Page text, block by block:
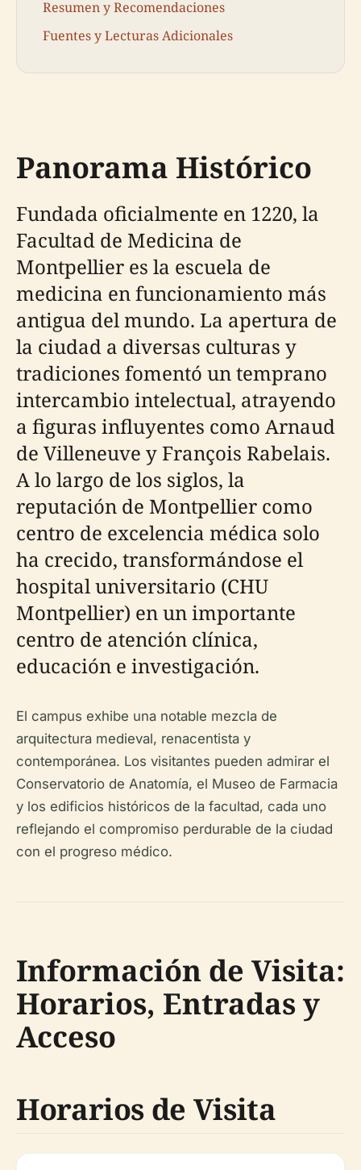
Resumen y Recomendaciones
Fuentes y Lecturas Adicionales
Panorama Histórico
Fundada oficialmente en 1220, la
Facultad de Medicina de
Montpellier es la escuela de
medicina en funcionamiento más
antigua del mundo. La apertura de
la ciudad a diversas culturas y
tradiciones fomentó un temprano
intercambio intelectual, atrayendo
a figuras influyentes como Arnaud
de Villeneuve y François Rabelais.
A lo largo de los siglos, la
reputación de Montpellier como
centro de excelencia médica solo
ha crecido, transformándose el
hospital universitario (CHU
Montpellier) en un importante
centro de atención clínica,
educación e investigación.
El campus exhibe una notable mezcla de
arquitectura medieval, renacentista y
contemporánea. Los visitantes pueden admirar el
Conservatorio de Anatomía, el Museo de Farmacia
y los edificios históricos de la facultad, cada uno
reflejando el compromiso perdurable de la ciudad
con el progreso médico.
Información de Visita:
Horarios, Entradas y
Acceso
Horarios de Visita